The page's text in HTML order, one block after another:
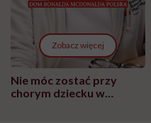
Zobacz więcej
Nie móc zostać przy
chorym dziecku w